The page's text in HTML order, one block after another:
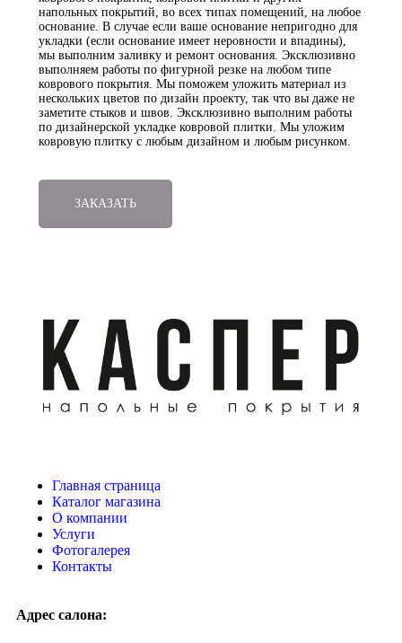
напольных покрытий, во всех типах помещений, на любое
основание. В случае если ваше основание непригодно для
укладки (если основание имеет неровности и впадины),
мы выполним заливку и ремонт основания. Эксклюзивно
выполняем работы по фигурной резке на любом типе
коврового покрытия. Мы поможем уложить материал из
нескольких цветов по дизайн проекту, так что вы даже не
заметите стыков и швов. Эксклюзивно выполним работы
по дизайнерской укладке ковровой плитки. Мы уложим
ковровую плитку с любым дизайном и любым рисунком.
ЗАКАЗАТЬ
Главная страница
Каталог магазина
О компании
Услуги
Фотогалерея
Контакты
Адрес салона: